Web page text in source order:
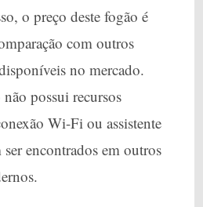
o preço deste fogão é
com outros
no mercado.
possui recursos
Wi-Fi ou assistente
encontrados em outros